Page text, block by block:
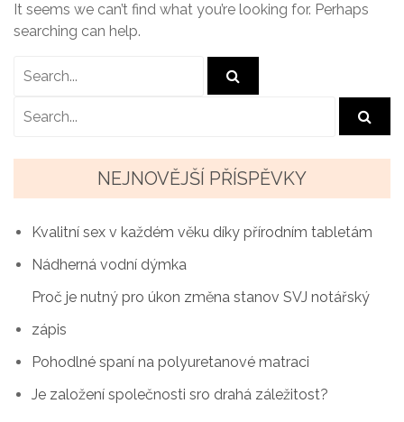
It seems we can’t find what you’re looking for. Perhaps
searching can help.
NEJNOVĚJŠÍ PŘÍSPĚVKY
Kvalitní sex v každém věku díky přírodním tabletám
Nádherná vodní dýmka
Proč je nutný pro úkon změna stanov SVJ notářský
zápis
Pohodlné spaní na polyuretanové matraci
Je založení společnosti sro drahá záležitost?